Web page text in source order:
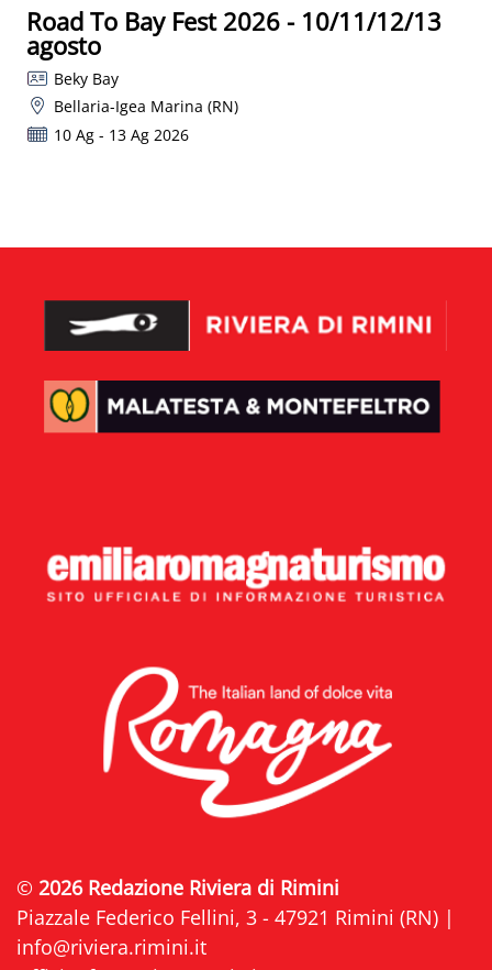
Road To Bay Fest 2026 - 10/11/12/13
agosto
Beky Bay
Bellaria-Igea Marina (RN)
10 Ag - 13 Ag 2026
© 2026 Redazione Riviera di Rimini
Piazzale Federico Fellini, 3 - 47921 Rimini (RN) |
info@riviera.rimini.it